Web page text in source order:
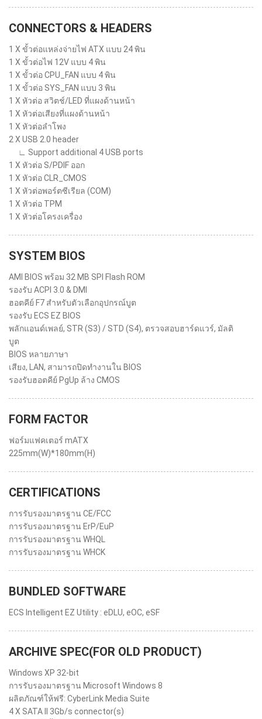
CONNECTORS & HEADERS
1 X ขั้วต่อแหล่งจ่ายไฟ ATX แบบ 24 พิน
1 X ขั้วต่อไฟ 12V แบบ 4 พิน
1 X ขั้วต่อ CPU_FAN แบบ 4 พิน
1 X ขั้วต่อ SYS_FAN แบบ 3 พิน
1 X หัวต่อ สวิตช์/LED ที่แผงด้านหน้า
1 X หัวต่อเสียงที่แผงด้านหน้า
1 X หัวต่อลำโพง
2 X USB 2.0 header
∟ Support additional 4 USB ports
1 X หัวต่อ S/PDIF ออก
1 X หัวต่อ CLR_CMOS
1 X หัวต่อพอร์ตซีเรียล (COM)
1 X หัวต่อ TPM
1 X หัวต่อโครงเครื่อง
SYSTEM BIOS
AMI BIOS พร้อม 32 MB SPI Flash ROM
รองรับ ACPI 3.0 & DMI
ฮอตคีย์ F7 สำหรับตัวเลือกอุปกรณ์บูต
รองรับ ECS EZ BIOS
พลักแอนด์เพลย์, STR (S3) / STD (S4), ตรวจสอบฮาร์ดแวร์, มัลติ
บูต
BIOS หลายภาษา
เสียง, LAN, สามารถปิดทำงานใน BIOS
รองรับฮอตคีย์ PgUp ล้าง CMOS
FORM FACTOR
ฟอร์มแฟคเตอร์ mATX
225mm(W)*180mm(H)
CERTIFICATIONS
การรับรองมาตรฐาน CE/FCC
การรับรองมาตรฐาน ErP/EuP
การรับรองมาตรฐาน WHQL
การรับรองมาตรฐาน WHCK
BUNDLED SOFTWARE
ECS Intelligent EZ Utility : eDLU, eOC, eSF
ARCHIVE SPEC(FOR OLD PRODUCT)
Windows XP 32-bit
การรับรองมาตรฐาน Microsoft Windows 8
ผลิตภัณฑ์ให้ฟรี: CyberLink Media Suite
4 X SATA II 3Gb/s connector(s)